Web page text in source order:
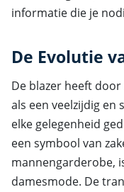
informatie die je
De Evolutie
De blazer heeft
als een veelzijdig en
elke gelegenheid
een symbool van
mannengarderobe,
damesmode. De